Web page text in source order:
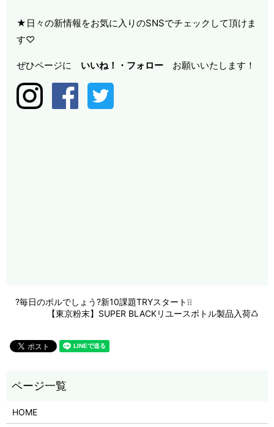
★日々の新情報をお気に入りのSNSでチェックして頂けま
す♡
ぜひページに いいね！・ フォロー お願いいたします！
?毎日のボルでしょう?新10課題TRYスタート❕❕
【東京粉末】SUPER BLACKリユースボトル製品入荷♺
HOME